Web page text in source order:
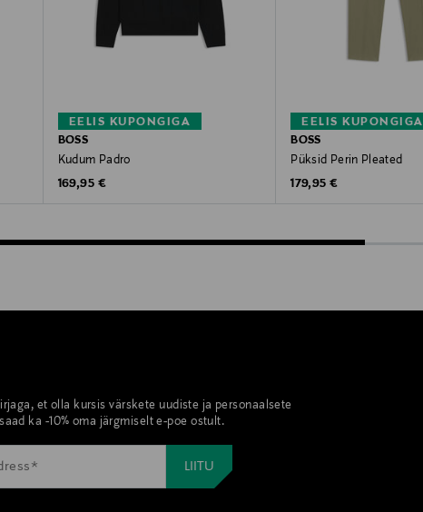
EELIS KUPONGIGA
BOSS
Kudum Padro
Original Price
169,95 €
EELIS KUPONGIGA
BOSS
Püksid Perin Pleated
Original Price
179,95 €
et olla kursis värskete uudiste ja personaalsete
ka -10% oma järgmiselt e-poe ostult.